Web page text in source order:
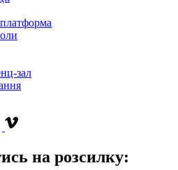
зал
на розсилку: